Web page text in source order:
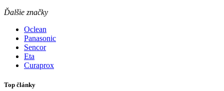
Ďalšie značky
Oclean
Panasonic
Sencor
Eta
Curaprox
Top články